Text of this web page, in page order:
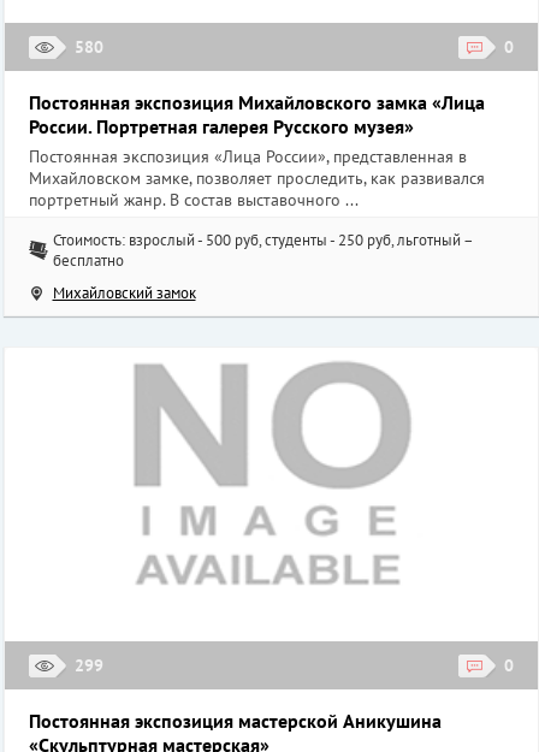
580 0
Постоянная экспозиция Михайловского замка «Лица
России. Портретная галерея Русского музея»
Постоянная экспозиция «Лица России», представленная в
Михайловском замке, позволяет проследить, как развивался
портретный жанр. В состав выставочного ...
Стоимость: взрослый - 500 руб, студенты - 250 руб, льготный –
бесплатно
Михайловский замок
299 0
Постоянная экспозиция мастерской Аникушина
«Скульптурная мастерская»